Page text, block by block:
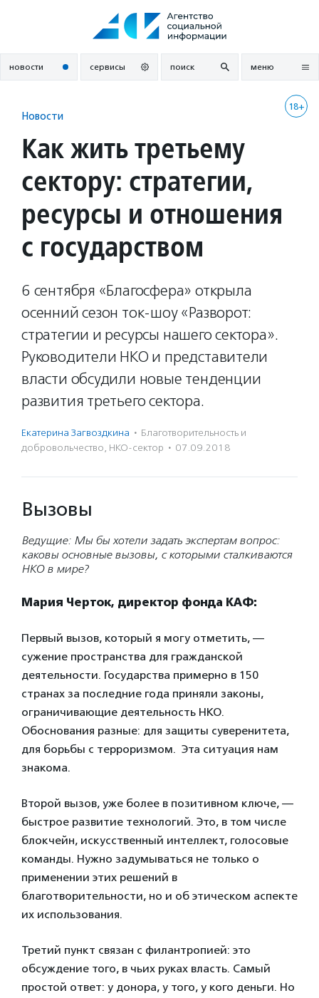
новости сервисы поиск меню
18+
Новости
Как жить третьему
сектору: стратегии,
ресурсы и отношения
с государством
6 сентября «Благосфера» открыла
осенний сезон ток-шоу «Разворот:
стратегии и ресурсы нашего сектора».
Руководители НКО и представители
власти обсудили новые тенденции
развития третьего сектора.
Екатерина Загвоздкина · Благотвори­тель­ность и
доброволь­чест­во, НКО-сектор · 07.09.2018
Вызовы
Ведущие: Мы бы хотели задать экспертам вопрос:
каковы основные вызовы, с которыми сталкиваются
НКО в мире?
Мария Черток, директор фонда КАФ:
Первый вызов, который я могу отметить, —
сужение пространства для гражданской
деятельности. Государства примерно в 150
странах за последние года приняли законы,
ограничивающие деятельность НКО.
Обоснования разные: для защиты суверенитета,
для борьбы с терроризмом. Эта ситуация нам
знакома.
Второй вызов, уже более в позитивном ключе, —
быстрое развитие технологий. Это, в том числе
блокчейн, искусственный интеллект, голосовые
команды. Нужно задумываться не только о
применении этих решений в
благотворительности, но и об этическом аспекте
их использования.
Третий пункт связан с филантропией: это
обсуждение того, в чьих руках власть. Самый
простой ответ: у донора, у того, у кого деньги. Но